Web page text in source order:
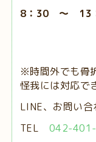
8：30 ～ 13
※時間外でも骨
怪我には対応で
LINE、お問い合
TEL 042-